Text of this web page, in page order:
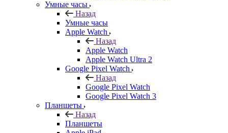
Умные часы
Назад
Умные часы
Apple Watch
Назад
Apple Watch
Apple Watch Ultra 2
Google Pixel Watch
Назад
Google Pixel Watch
Google Pixel Watch 3
Планшеты
Назад
Планшеты